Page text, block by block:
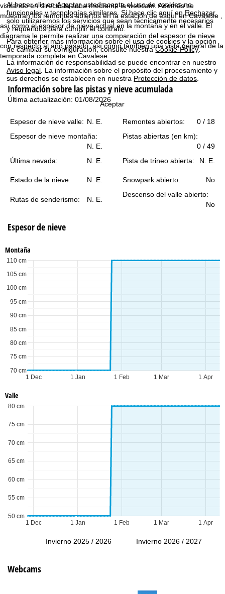
Al hacer clic enAceptarusted acepta el uso de cookies no
funcionales y tecnologías similares. Si hace clic aquí enRechazar
solo utilizaremos los servicios que sean técnicamente necesarios
y requeridos para cumplir el contrato.
Para obtener más información sobre el uso de cookies y la opción
de cambiar su configuración, consulte nuestraCookie-Policy.
La información de responsabilidad se puede encontrar en nuestro
Aviso legal . La información sobre el propósito del procesamiento y
sus derechos se establecen en nuestra Protección de datos
Aceptar
n
a
p
r
i
c
i
p
a
visitando en directo la zona mediante la webcam. Además se
muestran los remontes abiertos en la estación de esquí en Cavalese ,
así como el espesor de nieve actual en la montaña y en el valle. El
diagrama le permite realizar una comparación del espesor de nieve
con respecto al año pasado, así como también una vista general de la
temporada completa en Cavalese.
Información sobre las pistas y nieve acumulada
Última actualización: 01/08/2026
Espesor de nieve valle: N. E. Remontes abiertos:
0 / 18
Espesor de nieve montaña:
N. E.
Pistas abiertas (en km):
0 / 49
Última nevada:
N. E. Pista de trineo abierta: N. E.
Estado de la nieve: N. E. Snowpark abierto: No
Rutas de senderismo: N. E.
Descenso del valle abierto:
No
Espesor de nieve
Montaña
1 Dec 1 Jan 1 Feb 1 Mar 1 Apr
70 cm
75 cm
80 cm
85 cm
90 cm
95 cm
100 cm
105 cm
110 cm
Valle
1 Dec 1 Jan 1 Feb 1 Mar 1 Apr
50 cm
55 cm
60 cm
65 cm
70 cm
75 cm
80 cm
Invierno 2025 / 2026 Invierno 2026 / 2027
Webcams